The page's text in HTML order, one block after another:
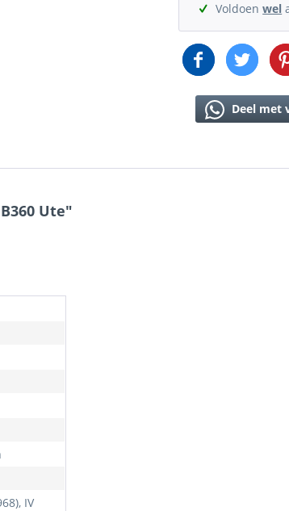
Voldoenwel
Deel met
Ute"
IV